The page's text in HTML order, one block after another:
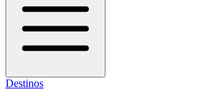
Destinos